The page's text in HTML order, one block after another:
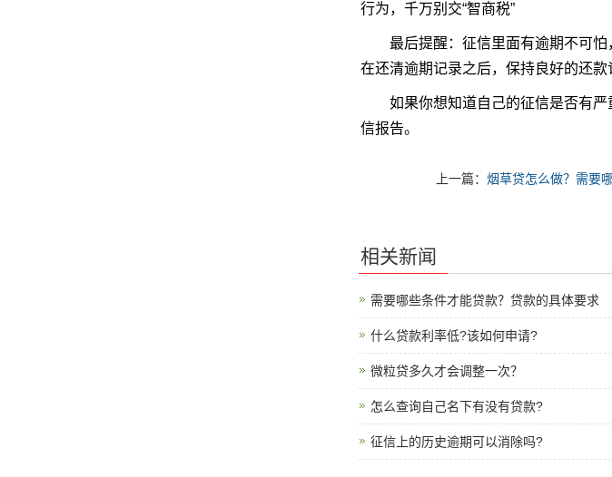
行为，千万别交“智商税”
最后提醒：征信里面有逾期不可怕
在还清逾期记录之后，保持良好的还款
如果你想知道自己的征信是否有严
信报告。
上一篇：烟草贷怎么做？需要
相关新闻
需要哪些条件才能贷款？贷款的具体要求
什么贷款利率低?该如何申请?
微粒贷多久才会调整一次？
怎么查询自己名下有没有贷款?
征信上的历史逾期可以消除吗?